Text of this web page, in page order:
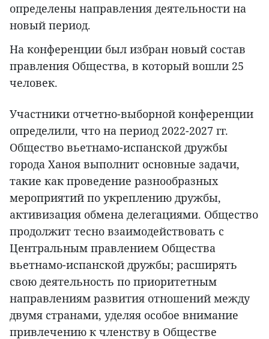
определены направления деятельности на
новый период.
На конференции был избран новый состав
правления Общества, в который вошли 25
человек.
Участники отчетно-выборной конференции
определили, что на период 2022-2027 гг.
Общество вьетнамо-испанской дружбы
города Ханоя выполнит основные задачи,
такие как проведение разнообразных
мероприятий по укреплению дружбы,
активизация обмена делегациями. Общество
продолжит тесно взаимодействовать с
Центральным правлением Общества
вьетнамо-испанской дружбы; расширять
свою деятельность по приоритетным
направлениям развития отношений между
двумя странами, уделяя особое внимание
привлечению к членству в Обществе